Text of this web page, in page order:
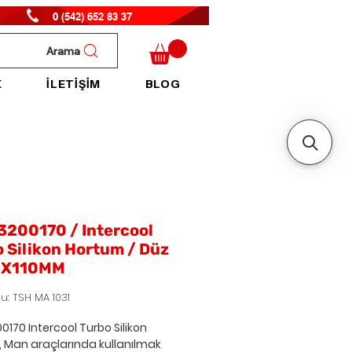
0 (542) 652 83 37
Arama
İLETİŞİM BLOG
/ Intercool
Silikon Hortum / Düz
TSH MA 1031
Intercool Turbo Silikon
Man araçlarında kullanılmak